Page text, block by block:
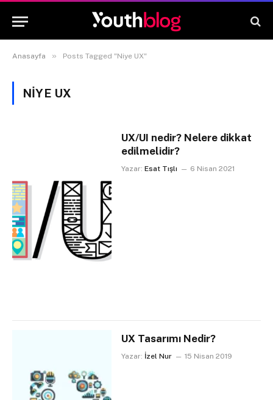
Anasayfa » Posts Tagged "Niye UX"
NIYE UX
UX/UI nedir? Nelere dikkat
edilmelidir?
Yazar: Esat Tışlı 6 Nisan 2021
UX Tasarımı Nedir?
Yazar: İzel Nur 15 Nisan 2019